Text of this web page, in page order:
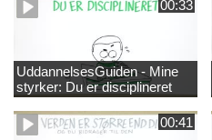
00:33
UddannelsesGuiden - Mine
styrker: Du er disciplineret
00:41